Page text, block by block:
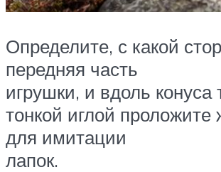
Определите, с какой
передняя часть
игрушки, и вдоль
тонкой иглой проложите
для имитации
лапок.